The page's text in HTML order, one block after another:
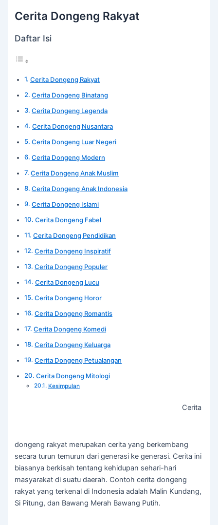
Cerita Dongeng Rakyat
Daftar Isi
Cerita Dongeng Rakyat
Cerita Dongeng Binatang
Cerita Dongeng Legenda
Cerita Dongeng Nusantara
Cerita Dongeng Luar Negeri
Cerita Dongeng Modern
Cerita Dongeng Anak Muslim
Cerita Dongeng Anak Indonesia
Cerita Dongeng Islami
Cerita Dongeng Fabel
Cerita Dongeng Pendidikan
Cerita Dongeng Inspiratif
Cerita Dongeng Populer
Cerita Dongeng Lucu
Cerita Dongeng Horor
Cerita Dongeng Romantis
Cerita Dongeng Komedi
Cerita Dongeng Keluarga
Cerita Dongeng Petualangan
Cerita Dongeng Mitologi
Kesimpulan
Cerita
dongeng rakyat merupakan cerita yang berkembang
secara turun temurun dari generasi ke generasi. Cerita ini
biasanya berkisah tentang kehidupan sehari-hari
masyarakat di suatu daerah. Contoh cerita dongeng
rakyat yang terkenal di Indonesia adalah Malin Kundang,
Si Pitung, dan Bawang Merah Bawang Putih.